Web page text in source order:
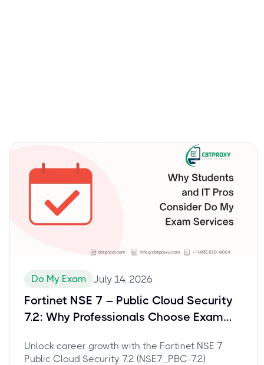
Do My Exam July 14, 2026
Fortinet NSE 7 – Public Cloud Security
7.2: Why Professionals Choose Exam
Unlock career growth with the Fortinet NSE 7
Public Cloud Security 7.2 (NSE7_PBC-7.2)